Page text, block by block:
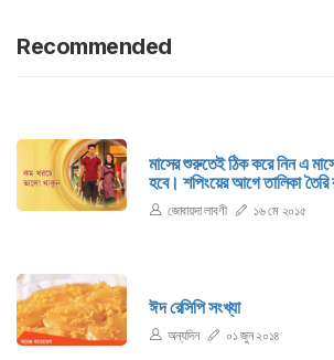
Recommended
মাসের শুরুতেই ঠিক করে নিন এ
হবে। শপিংয়ের আগে তালিকা তৈরি
দেখে নিন আপনার কী কী আছে এবং
জোবায়দা লাবণী ১৬ মে ২০১৫
ঈদ রেসিপি সংখ্যা
অন্যদিন ০১ জুন ২০১৪